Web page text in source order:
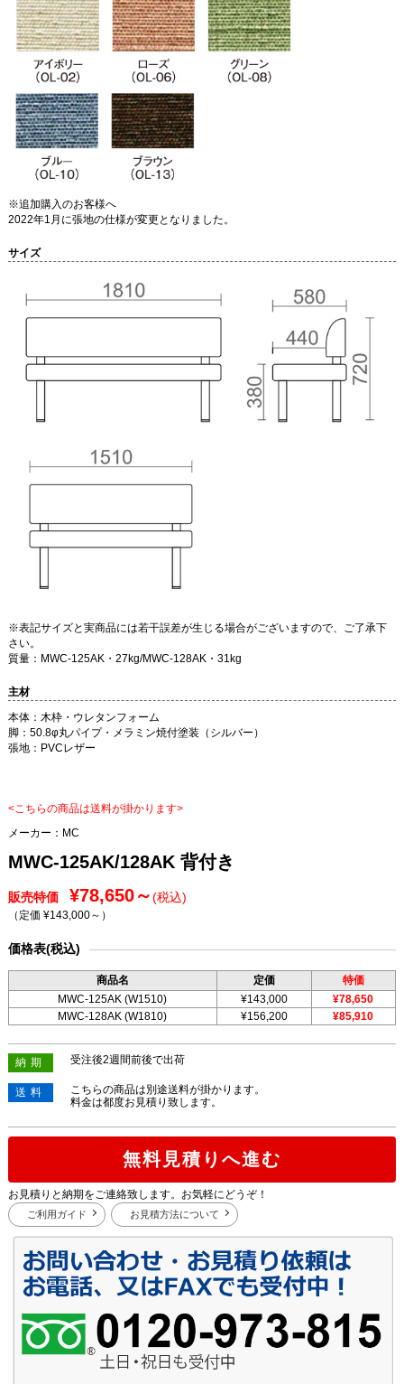
※追加購入のお客様へ
2022年1月に張地の仕様が変更となりました。
サイズ
※表記サイズと実商品には若干誤差が生じる場合がございますので、ご了承下
さい。
質量：MWC-125AK・27kg/MWC-128AK・31kg
主材
本体：木枠・ウレタンフォーム
脚：50.8φ丸パイプ・メラミン焼付塗装（シルバー）
張地：PVCレザー
<こちらの商品は送料が掛かります>
メーカー： MC
MWC-125AK/128AK 背付き
販売特価 ¥78,650～(税込)
（定価 ¥143,000～ ）
価格表(税込)
商品名 定価
特価
MWC-125AK (W1510)
¥143,000
¥78,650
MWC-128AK (W1810)
¥156,200 ¥85,910
納期 受注後2週間前後で出荷
送料
こちらの商品は別途送料が掛かります。
料金は都度お見積り致します。
無料見積りへ進む
お見積りと納期をご連絡致します。お気軽にどうぞ！
ご利用ガイド お見積方法について